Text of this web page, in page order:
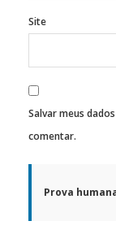
Site
Salvar meus
comentar.
Prova